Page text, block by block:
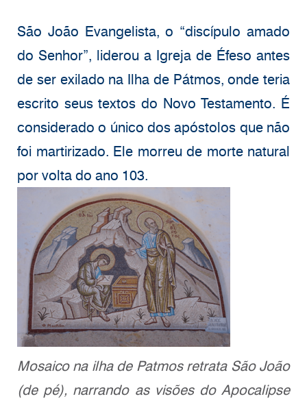
São João Evangelista, o “discípulo amado
do Senhor”, liderou a Igreja de Éfeso antes
de ser exilado na Ilha de Pátmos, onde teria
escrito seus textos do Novo Testamento. É
considerado o único dos apóstolos que não
foi martirizado. Ele morreu de morte natural
por volta do ano 103.
Mosaico na ilha de Patmos retrata São João
(de pé), narrando as visões do Apocalipse